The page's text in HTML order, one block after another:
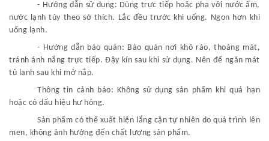
- Hướng dẫn sử dụng: Dùng trực tiếp hoặc pha với nước ấm,
nước lạnh tùy theo sở thích. Lắc đều trước khi uống. Ngon hơn khi
uống lạnh.
- Hướng dẫn bảo quản: Bảo quản nơi khô ráo, thoáng mát,
tránh ánh nắng trực tiếp. Đậy kín sau khi sử dụng. Nên để ngăn mát
tủ lạnh sau khi mở nắp.
Thông tin cảnh báo: Không sử dụng sản phẩm khi quá hạn
hoặc có dấu hiệu hư hỏng.
Sản phẩm có thể xuất hiện lắng cặn tự nhiên do quá trình lên
men, không ảnh hưởng đến chất lượng sản phẩm.